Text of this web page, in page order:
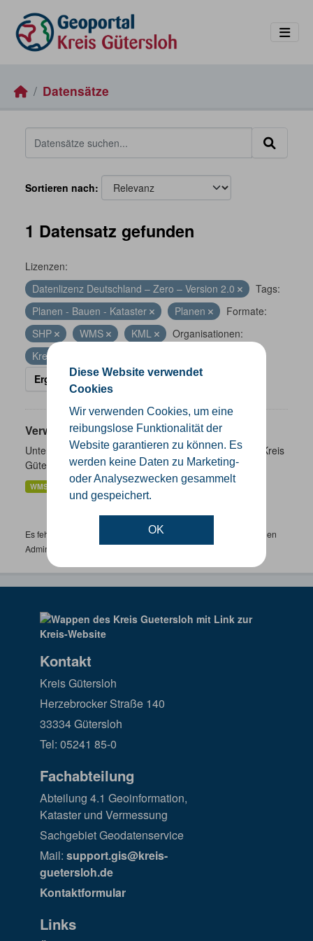
Diese Website verwendet
Cookies
Wir verwenden Cookies, um eine
reibungslose Funktionalität der
Website garantieren zu können. Es
werden keine Daten zu Marketing-
oder Analysezwecken gesammelt
und gespeichert.
OK
Datensätze
Sortieren nach
1 Datensatz gefunden
Lizenzen:
Datenlizenz Deutschland – Zero – Version 2.0
Tags:
Planen - Bauen - Kataster
Planen
Formate:
SHP
WMS KML
Organisationen:
Kreis Gütersloh
Ergebnisse filtern
Verwaltungsgrenzen
Unterschiedliche Ebenen der Verwaltungsgrenzen im Kreis
Gütersloh
WMS GeoJSON
Es fehlen spezifische Datensätze? Wenden Sie sich bitte an einen
Administrator unter:support.gis@kreis-guetersloh.de
Kontakt
Kreis Gütersloh
Herzebrocker Straße 140
33334 Gütersloh
Tel: 05241 85-0
Fachabteilung
Abteilung 4.1 Geoinformation,
Kataster und Vermessung
Sachgebiet Geodatenservice
Mail: support.gis@kreis-
guetersloh.de
Kontaktformular
Links